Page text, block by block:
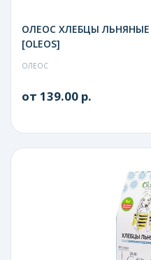
ОЛЕОС ХЛЕБЦЫ
[OLEOS]
ОЛЕОС
от 139.00 р.